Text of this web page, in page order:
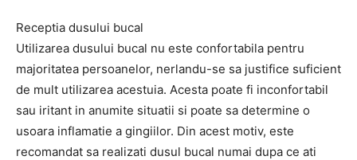
Receptia dusului bucal
Utilizarea dusului bucal nu este confortabila pentru
majoritatea persoanelor, nerlandu-se sa justifice suficient
de mult utilizarea acestuia. Acesta poate fi inconfortabil
sau iritant in anumite situatii si poate sa determine o
usoara inflamatie a gingiilor. Din acest motiv, este
recomandat sa realizati dusul bucal numai dupa ce ati